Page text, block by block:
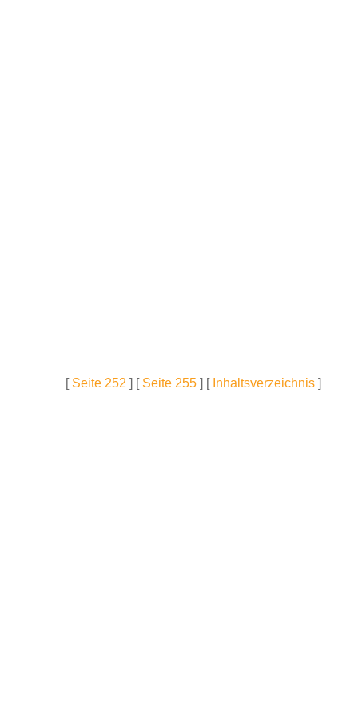
[ Seite 252 ] [ Seite 255 ] [ Inhaltsverzeichnis ]